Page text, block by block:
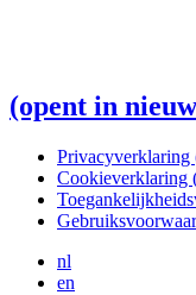
(opent in
Privacyverklaring
Cookieverklaring
nl
en